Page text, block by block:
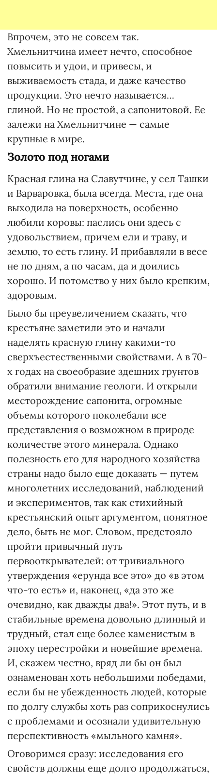
Впрочем, это не совсем так.
Хмельнитчина имеет нечто, способное
повысить и удои, и привесы, и
выживаемость стада, и даже качество
продукции. Это нечто называется…
глиной. Но не простой, а сапонитовой. Ее
залежи на Хмельнитчине — самые
крупные в мире.
Золото под ногами
Красная глина на Славутчине, у сел Ташки
и Варваровка, была всегда. Места, где она
выходила на поверхность, особенно
любили коровы: паслись они здесь с
удовольствием, причем ели и траву, и
землю, то есть глину. И прибавляли в весе
не по дням, а по часам, да и доились
хорошо. И потомство у них было крепким,
здоровым.
Было бы преувеличением сказать, что
крестьяне заметили это и начали
наделять красную глину какими-то
сверхъестественными свойствами. А в 70-
х годах на своеобразие здешних грунтов
обратили внимание геологи. И открыли
месторождение сапонита, огромные
объемы которого поколебали все
представления о возможном в природе
количестве этого минерала. Однако
полезность его для народного хозяйства
страны надо было еще доказать — путем
многолетних исследований, наблюдений
и экспериментов, так как стихийный
крестьянский опыт аргументом, понятное
дело, быть не мог. Словом, предстояло
пройти привычный путь
первооткрывателей: от тривиального
утверждения «ерунда все это» до «в этом
что-то есть» и, наконец, «да это же
очевидно, как дважды два!». Этот путь, и в
стабильные времена довольно длинный и
трудный, стал еще более каменистым в
эпоху перестройки и новейшие времена.
И, скажем честно, вряд ли бы он был
ознаменован хоть небольшими победами,
если бы не убежденность людей, которые
по долгу службы хоть раз соприкоснулись
с проблемами и осознали удивительную
перспективность «мыльного камня».
Оговоримся сразу: исследования его
свойств должны еще долго продолжаться,